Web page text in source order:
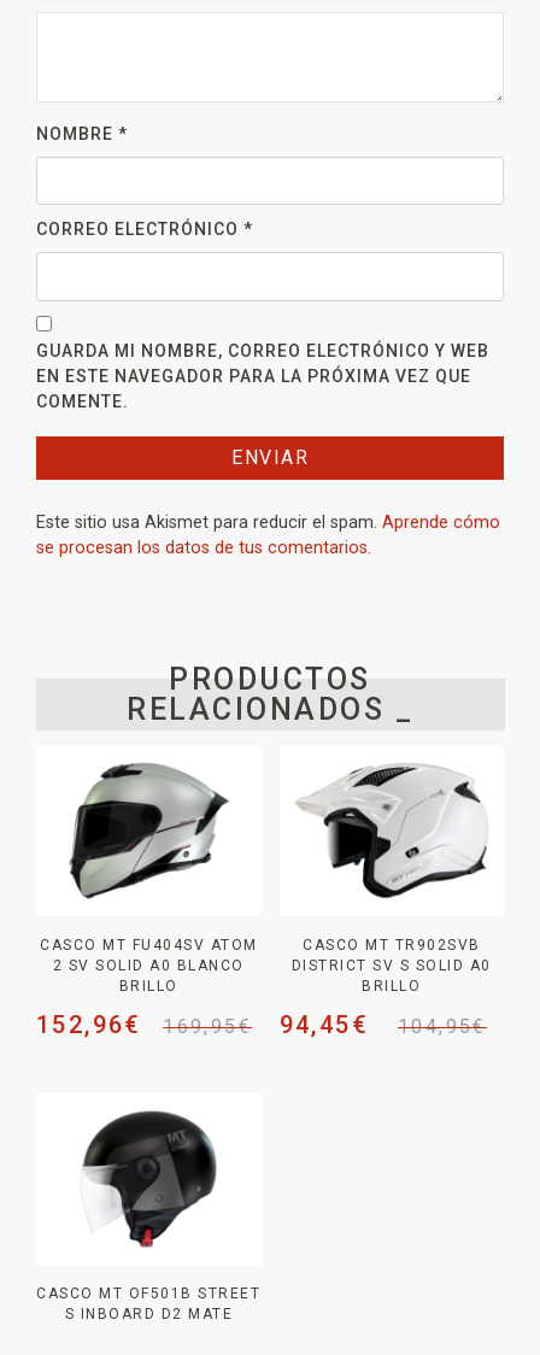
NOMBRE *
CORREO ELECTRÓNICO *
GUARDA MI NOMBRE, CORREO ELECTRÓNICO Y WEB
EN ESTE NAVEGADOR PARA LA PRÓXIMA VEZ QUE
COMENTE.
Este sitio usa Akismet para reducir el spam. Aprende cómo
se procesan los datos de tus comentarios.
PRODUCTOS
RELACIONADOS _
CASCO MT FU404SV ATOM
2 SV SOLID A0 BLANCO
BRILLO
169,95€
152,96€
CASCO MT TR902SVB
DISTRICT SV S SOLID A0
BRILLO
104,95€
94,45€
CASCO MT OF501B STREET
S INBOARD D2 MATE